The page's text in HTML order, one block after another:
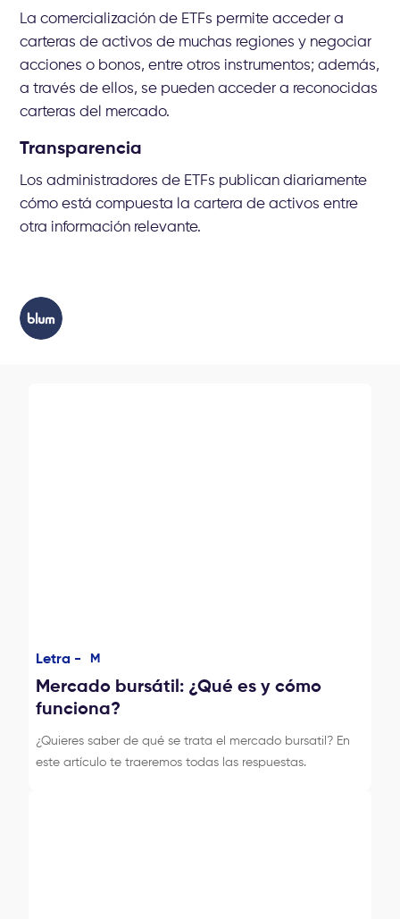
La comercialización de ETFs permite acceder a
carteras de activos de muchas regiones y negociar
acciones o bonos, entre otros instrumentos; además,
a través de ellos, se pueden acceder a reconocidas
carteras del mercado.
Transparencia
Los administradores de ETFs publican diariamente
cómo está compuesta la cartera de activos entre
otra información relevante.
Letra - M
Mercado bursátil: ¿Qué es y cómo
funciona?
¿Quieres saber de qué se trata el mercado bursatil? En
este artículo te traeremos todas las respuestas.